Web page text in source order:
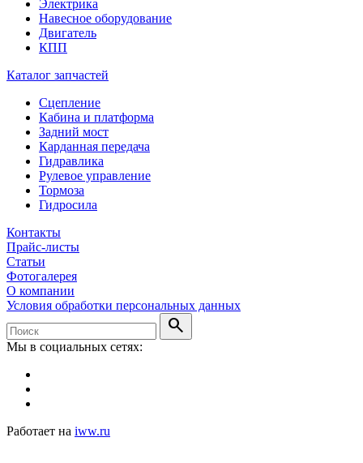
Электрика
Навесное оборудование
Двигатель
КПП
Каталог запчастей
Сцепление
Кабина и платформа
Задний мост
Карданная передача
Гидравлика
Рулевое управление
Тормоза
Гидросила
Контакты
Прайс-листы
Статьи
Фотогалерея
О компании
Условия обработки персональных данных
search
Мы в социальных сетях:
Работает на iww.ru